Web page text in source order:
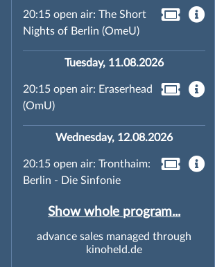
20:15 open air: The Short
Nights of Berlin (OmeU)
Tuesday, 11.08.2026
20:15 open air: Eraserhead
(OmU)
Wednesday, 12.08.2026
20:15 open air: Tronthaim:
Berlin - Die Sinfonie
Show whole program...
advance sales managed through
kinoheld.de